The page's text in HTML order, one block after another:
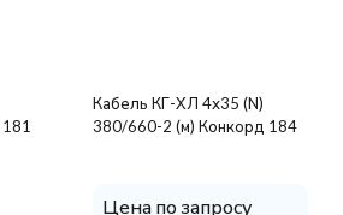
Кабель КГ-ХЛ 4х35 (N)
380/660-2 (м) Конкорд 184
Цена по запросу